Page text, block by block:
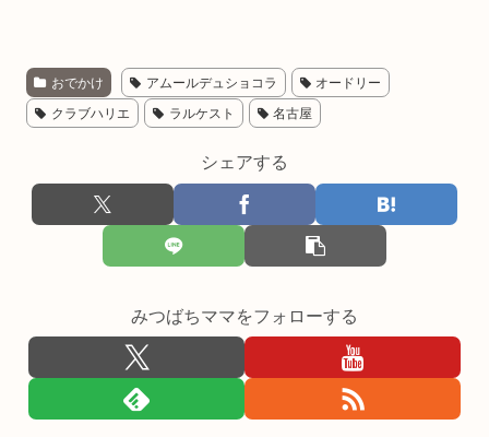
おでかけ アムールデュショコラ オードリー
クラブハリエ ラルケスト 名古屋
シェアする
みつばちママをフォローする